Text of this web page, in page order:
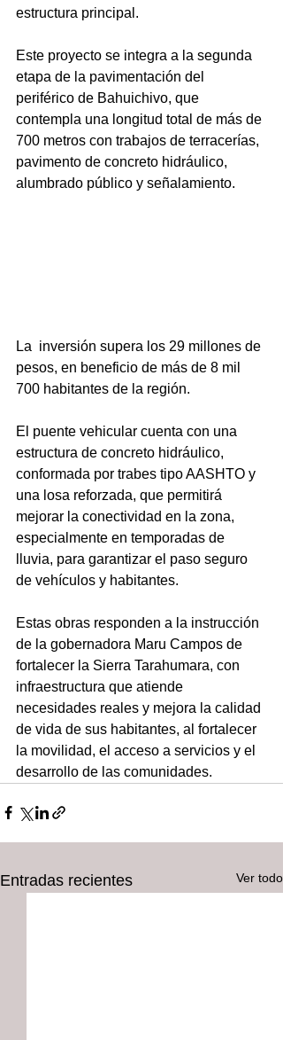
estructura principal.
Este proyecto se integra a la segunda
etapa de la pavimentación del
periférico de Bahuichivo, que
contempla una longitud total de más de
700 metros con trabajos de terracerías,
pavimento de concreto hidráulico,
alumbrado público y señalamiento.
La  inversión supera los 29 millones de
pesos, en beneficio de más de 8 mil
700 habitantes de la región.
El puente vehicular cuenta con una
estructura de concreto hidráulico,
conformada por trabes tipo AASHTO y
una losa reforzada, que permitirá
mejorar la conectividad en la zona,
especialmente en temporadas de
lluvia, para garantizar el paso seguro
de vehículos y habitantes.
Estas obras responden a la instrucción
de la gobernadora Maru Campos de
fortalecer la Sierra Tarahumara, con
infraestructura que atiende
necesidades reales y mejora la calidad
de vida de sus habitantes, al fortalecer
la movilidad, el acceso a servicios y el
desarrollo de las comunidades.
Entradas recientes Ver todo